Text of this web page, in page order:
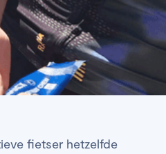
fietser hetzelfde